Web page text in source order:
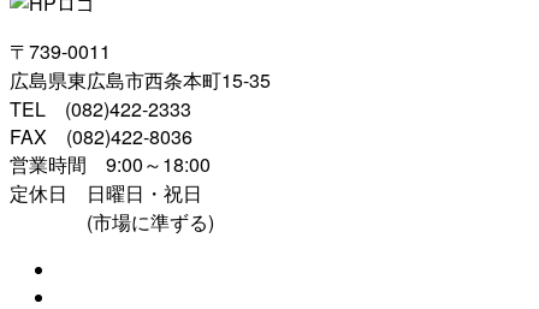
〒739-0011
広島県東広島市西条本町15-35
TEL (082)422-2333
FAX (082)422-8036
営業時間 9:00～18:00
定休日 日曜日・祝日
(市場に準ずる)